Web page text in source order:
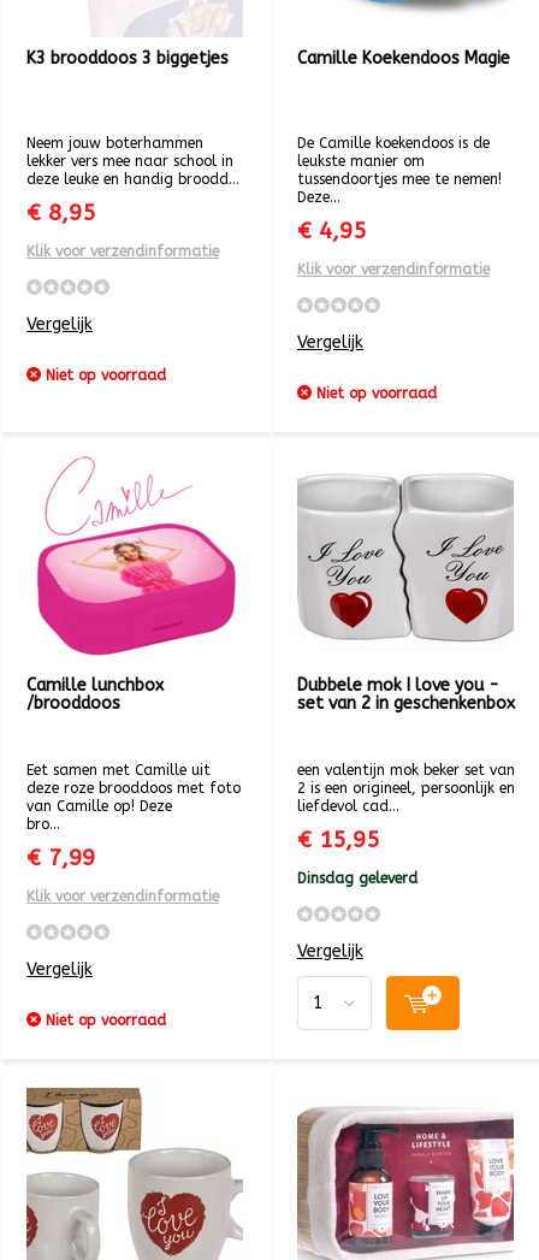
K3 brooddoos 3 biggetjes
Neem jouw boterhammen
lekker vers mee naar school in
deze leuke en handig broodd...
€ 8,95
Klik voor verzendinformatie
Vergelijk
Niet op voorraad
Camille Koekendoos Magie
De Camille koekendoos is de
leukste manier om
tussendoortjes mee te nemen!
Deze...
€ 4,95
Klik voor verzendinformatie
Vergelijk
Niet op voorraad
Camille lunchbox
/brooddoos
Eet samen met Camille uit
deze roze brooddoos met foto
van Camille op! Deze
bro...
€ 7,99
Klik voor verzendinformatie
Vergelijk
Niet op voorraad
Dubbele mok I love you -
set van 2 in geschenkenbox
een valentijn mok beker set van
2 is een origineel, persoonlijk en
liefdevol cad...
€ 15,95
Dinsdag geleverd
Vergelijk